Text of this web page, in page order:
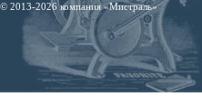
© 2013-2026 компания «Мистраль»